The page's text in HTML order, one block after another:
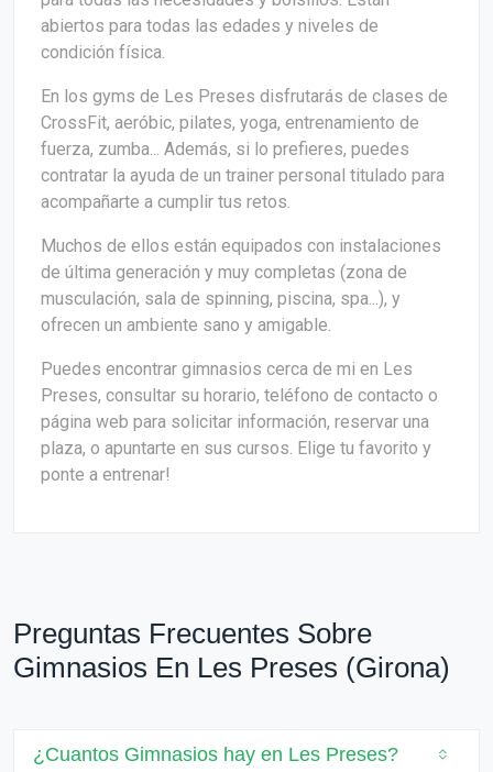
abiertos para todas las edades y niveles de
condición física.
En los gyms de Les Preses disfrutarás de clases de
CrossFit, aeróbic, pilates, yoga, entrenamiento de
fuerza, zumba... Además, si lo prefieres, puedes
contratar la ayuda de un trainer personal titulado para
acompañarte a cumplir tus retos.
Muchos de ellos están equipados con instalaciones
de última generación y muy completas (zona de
musculación, sala de spinning, piscina, spa...), y
ofrecen un ambiente sano y amigable.
Puedes encontrar gimnasios cerca de mi en Les
Preses, consultar su horario, teléfono de contacto o
página web para solicitar información, reservar una
plaza, o apuntarte en sus cursos. Elige tu favorito y
ponte a entrenar!
Preguntas Frecuentes Sobre
Gimnasios En Les Preses (Girona)
¿Cuantos Gimnasios hay en Les Preses?